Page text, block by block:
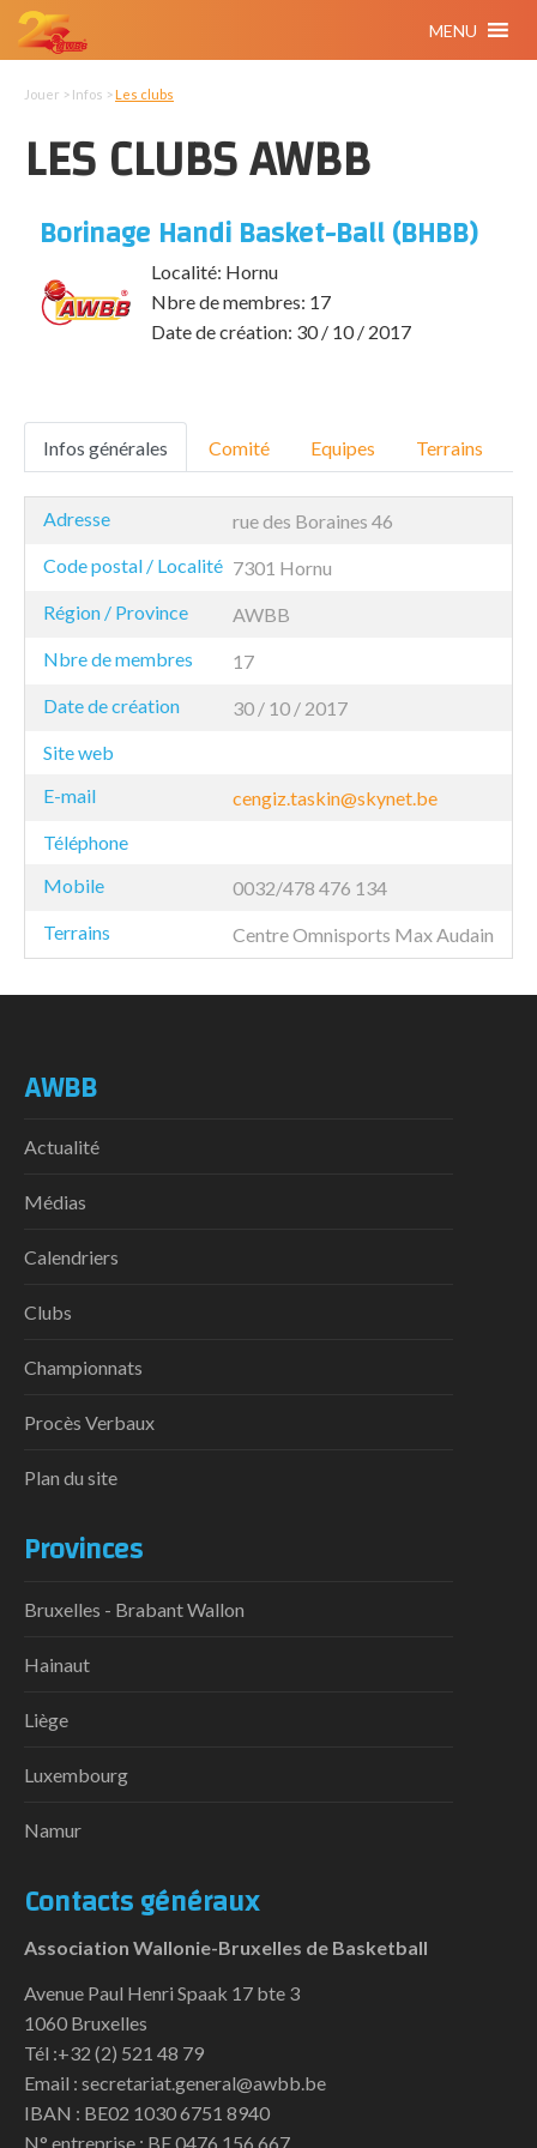
MENU
Jouer > Infos >Les clubs
LES CLUBS AWBB
Borinage Handi Basket-Ball (BHBB)
Localité: Hornu
Nbre de membres: 17
Date de création: 30 / 10 / 2017
Infos générales Comité Equipes Terrains
Adresse
rue des Boraines 46
Code postal / Localité 7301 Hornu
Région / Province
AWBB
Nbre de membres
17
Date de création
30 / 10 / 2017
Site web
E-mail
cengiz.taskin@skynet.be
Téléphone
Mobile
0032/478 476 134
Terrains
Centre Omnisports Max Audain
AWBB
Actualité
Médias
Calendriers
Clubs
Championnats
Procès Verbaux
Plan du site
Provinces
Bruxelles - Brabant Wallon
Hainaut
Liège
Luxembourg
Namur
Contacts généraux
Association Wallonie-Bruxelles de Basketball
Avenue Paul Henri Spaak 17 bte 3
1060 Bruxelles
Tél :+32 (2) 521 48 79
Email : secretariat.general@awbb.be
IBAN : BE02 1030 6751 8940
N° entreprise : BE 0476 156 667